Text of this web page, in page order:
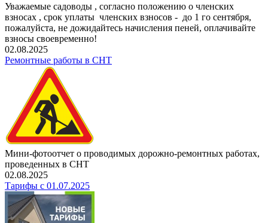
Уважаемые садоводы , согласно положению о членских
взносах , срок уплаты членских взносов - до 1 го сентября,
пожалуйста, не дожидайтесь начисления пеней, оплачивайте
взносы своевременно!
02.08.2025
Ремонтные работы в СНТ
Мини-фотоотчет о проводимых дорожно-ремонтных работах,
проведенных в СНТ
02.08.2025
Тарифы с 01.07.2025